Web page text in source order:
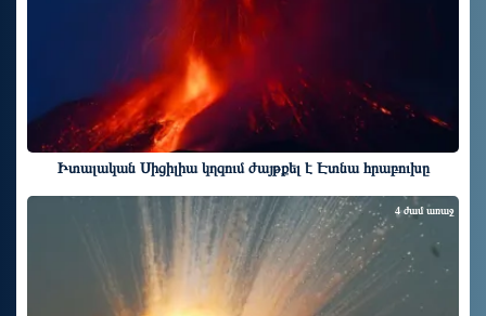
Իտալական Սիցիլիա կղզում ժայթքել է Էտնա հրաբուխը
4 ժամ առաջ